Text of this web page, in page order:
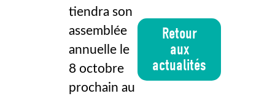
tiendra son
assemblée
annuelle le
8 octobre
prochain au
Retour
aux
actualités